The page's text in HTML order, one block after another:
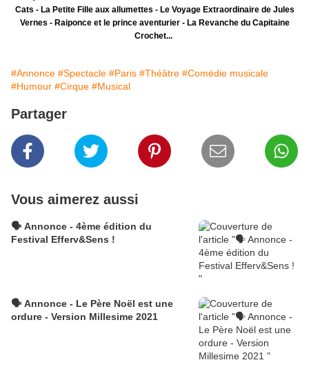
Cats - La Petite Fille aux allumettes - Le Voyage Extraordinaire de Jules
Vernes - Raiponce et le prince aventurier - La Revanche du Capitaine
Crochet...
#Annonce #Spectacle #Paris #Théâtre #Comédie musicale
#Humour #Cirque #Musical
Partager
Vous aimerez aussi
🗣 Annonce - 4ème édition du
Festival Efferv&Sens !
🗣 Annonce - Le Père Noël est une
ordure - Version Millesime 2021